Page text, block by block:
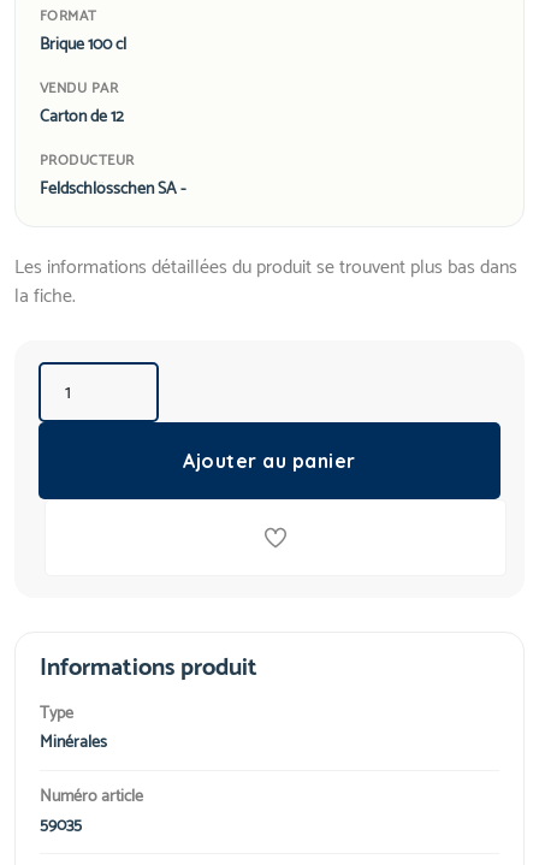
FORMAT
Brique 100 cl
VENDU PAR
Carton de 12
PRODUCTEUR
Feldschlösschen SA -
Les informations détaillées du produit se trouvent plus bas dans
la fiche.
Ajouter au panier
Informations produit
Type
Minérales
Numéro article
59035